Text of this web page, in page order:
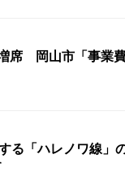
席 岡山市「事業
る「ハレノワ線